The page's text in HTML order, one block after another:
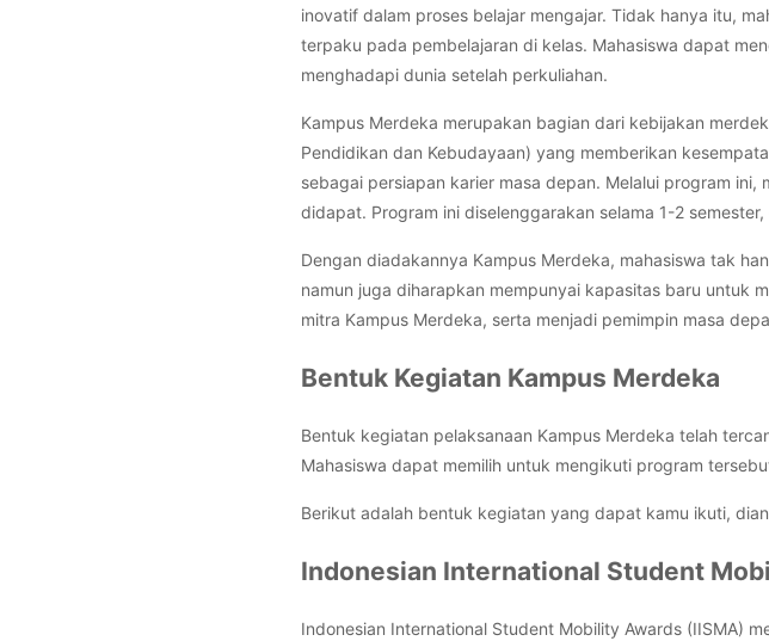
inovatif dalam proses belajar mengajar. Tidak hanya itu,
terpaku pada pembelajaran di kelas. Mahasiswa dapat
menghadapi dunia setelah perkuliahan.
Kampus Merdeka merupakan bagian dari kebijakan
Pendidikan dan Kebudayaan) yang memberikan
sebagai persiapan karier masa depan. Melalui program
didapat. Program ini diselenggarakan selama 1-2
Dengan diadakannya Kampus Merdeka, mahasiswa tak
namun juga diharapkan mempunyai kapasitas baru untuk
mitra Kampus Merdeka, serta menjadi pemimpin masa
Bentuk Kegiatan Kampus Merdeka
Bentuk kegiatan pelaksanaan Kampus Merdeka telah
Mahasiswa dapat memilih untuk mengikuti program
Berikut adalah bentuk kegiatan yang dapat kamu ikuti,
Indonesian International Student
Indonesian International Student Mobility Awards (IISMA)